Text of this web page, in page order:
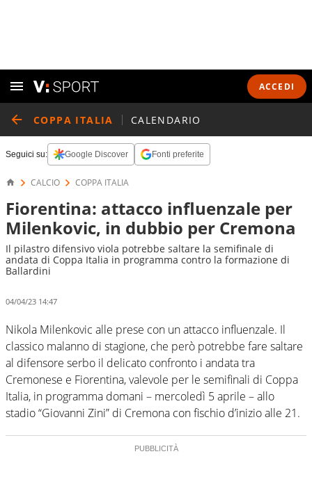
ACCEDI
COPPA ITALIA CALENDARIO
Seguici su: Google Discover Fonti preferite
CALCIO COPPA ITALIA
Fiorentina: attacco influenzale per
Milenkovic, in dubbio per Cremona
Il pilastro difensivo viola potrebbe saltare la semifinale di
andata di Coppa Italia in programma contro la formazione di
Ballardini
04/04/23 14:47
Nikola Milenkovic alle prese con un attacco influenzale. Il
classico malanno di stagione, che però potrebbe fare saltare
al difensore serbo il delicato confronto i andata tra
Cremonese e Fiorentina, valevole per le semifinali di Coppa
Italia, in programma domani – mercoledì 5 aprile – allo
stadio “Giovanni Zini” di Cremona con fischio d’inizio alle 21.